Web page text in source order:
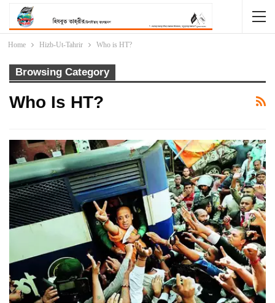
Home Hizb-Ut-Tahrir Who is HT?
Browsing Category
Who Is HT?